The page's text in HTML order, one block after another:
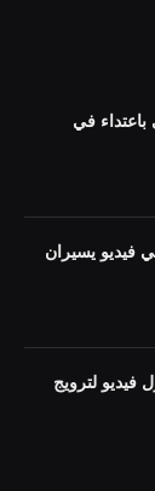
في
فيديو يسيران
تداول فيديو لترويج